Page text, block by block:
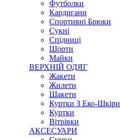
Футболки
Кардигани
Спортивні Брюки
Сукні
Спідниці
Шорти
Майки
ВЕРХНІЙ ОДЯГ
Жакети
Жилети
Шакети
Куртки З Еко-Шкіри
Куртки
Вітрівки
АКСЕСУАРИ